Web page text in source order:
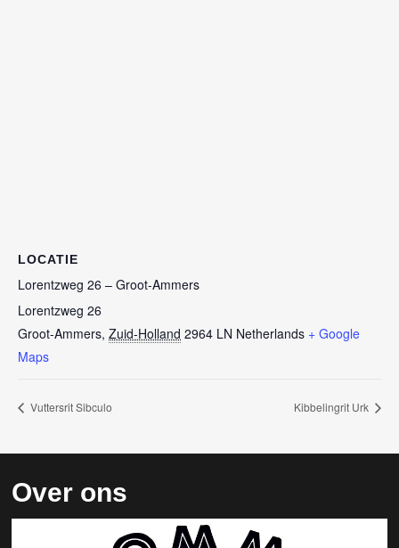
LOCATIE
Lorentzweg 26 – Groot-Ammers
Lorentzweg 26
Groot-Ammers, Zuid-Holland 2964 LN Netherlands + Google
Maps
Vuttersrit Sibculo Kibbelingrit Urk
Over ons